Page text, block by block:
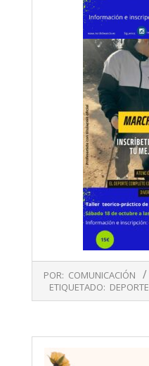
10-
06
POR: COMUNICACIÓN
ETIQUETADO: DEPORTE